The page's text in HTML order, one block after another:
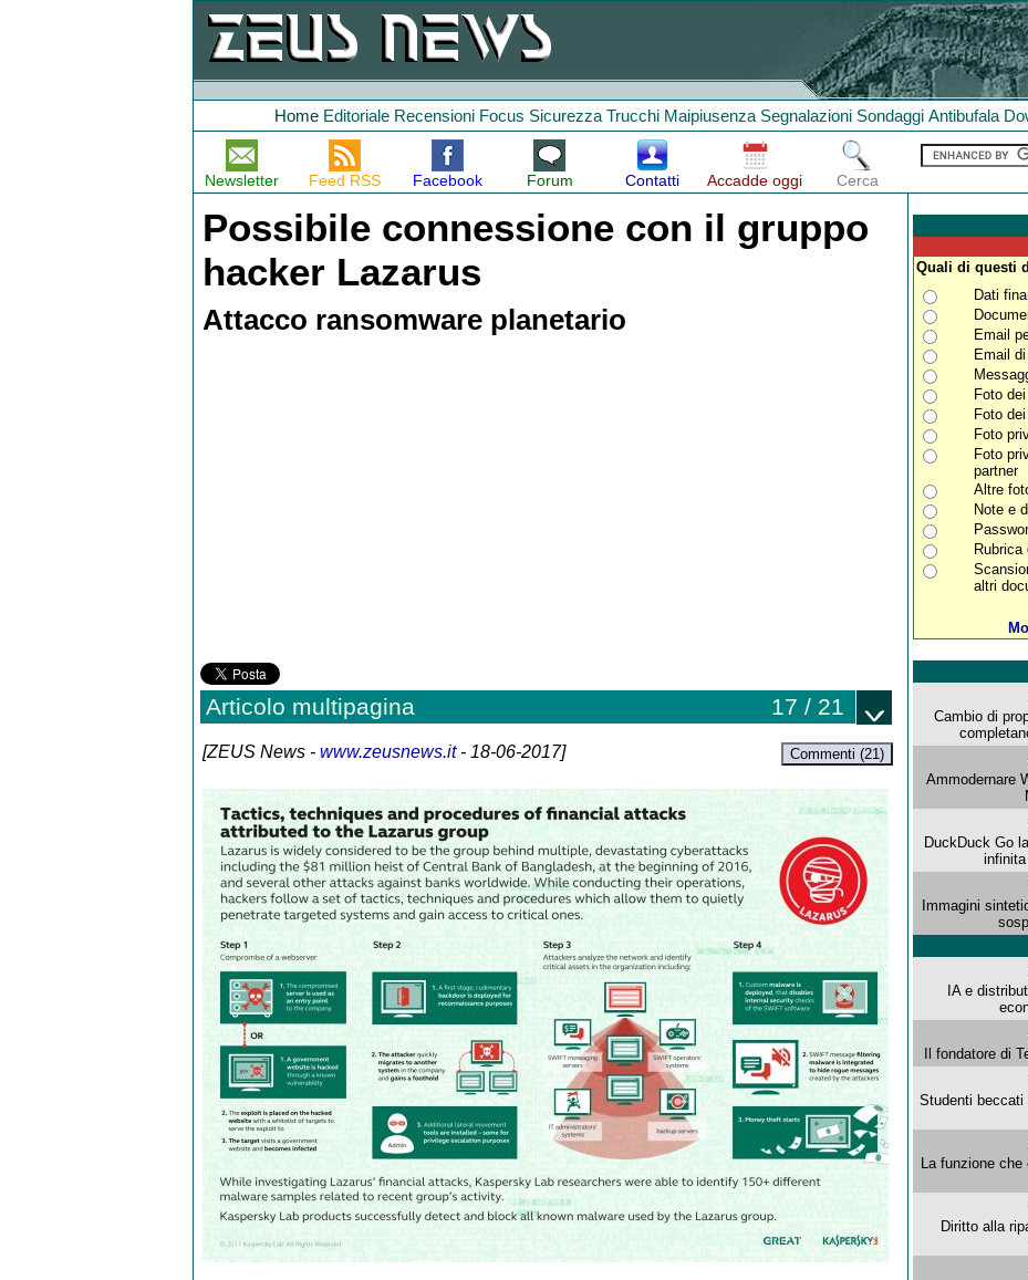
Home Editoriale Recensioni Focus Sicurezza Trucchi Maipiusenza Segnalazioni Sondaggi Antibufala
Newsletter Feed RSS Facebook Forum Contatti Accadde oggi Cerca
Possibile connessione con il gruppo
hacker Lazarus
Attacco ransomware planetario
Articolo multipagina 17 / 21
[ZEUS News- www.zeusnews.it- 18-06-2017] Commenti (21)
Quali di questi
Dati
Email
Email
Foto
Foto
Foto
Foto
partner
Altre
Note e
altri
Cambio di
Ammodernare
DuckDuck Go
Immagini
IA e
Il fondatore di
Studenti beccati
La funzione
Diritto alla